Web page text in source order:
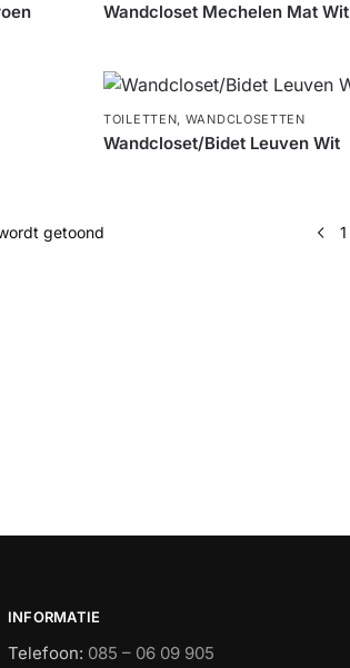
Wandcloset Mechelen Mat Wit
TOILETTEN, WANDCLOSETTEN
Wandcloset/Bidet Leuven Wit
getoond 1
INFORMATIE
Telefoon: 085 – 06 09 905